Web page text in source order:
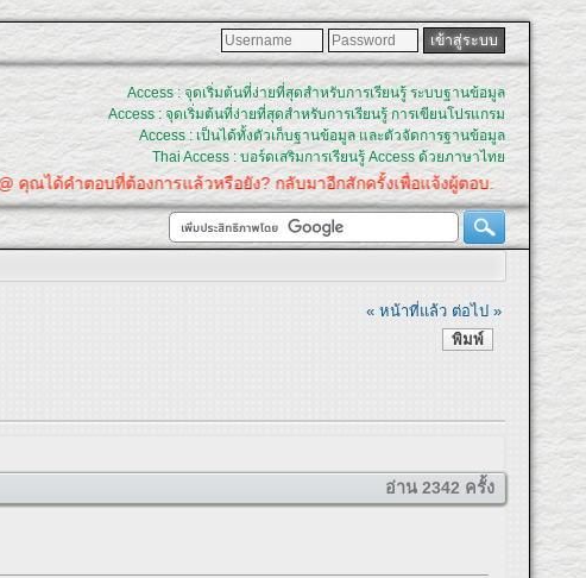
Access : จุดเริ่มต้นที่ง่ายที่สุดสำหรับการเรียนรู้ ระบบฐานข้อมูล
Access : จุดเริ่มต้นที่ง่ายที่สุดสำหรับการเรียนรู้ การเขียนโปรแกรม
Access : เป็นได้ทั้งตัวเก็บฐานข้อมูล และตัวจัดการฐานข้อมูล
Thai Access : บอร์ดเสริมการเรียนรู้ Access ด้วยภาษาไทย
ณได้คำตอบที่ต้องการแล้วหรือยัง? กลับมาอีกสักครั้งเพื่อแจ้งผู้ตอบ.
« หน้าที่แล้ว ต่อไป »
พิมพ์
อ่าน 2342 ครั้ง